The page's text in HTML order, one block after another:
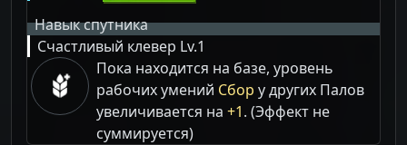
Навык спутника
Счастливый клевер Lv.1
Пока находится на базе, уровень
рабочих умений Сбор у других Палов
увеличивается на +1. (Эффект не
суммируется)